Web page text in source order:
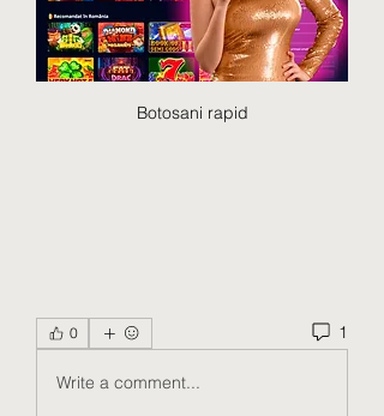
Botosani rapid
0 1
Write a comment...